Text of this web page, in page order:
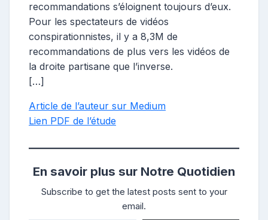
recommandations s’éloignent toujours d’eux.
Pour les spectateurs de vidéos
conspirationnistes, il y a 8,3M de
recommandations de plus vers les vidéos de
la droite partisane que l’inverse.
[…]
Article de l’auteur sur Medium
Lien PDF de l’étude
En savoir plus sur Notre Quotidien
Subscribe to get the latest posts sent to your
email.